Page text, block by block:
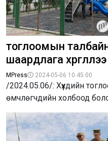
тоглоомын
шаардлага хүргүүллээ
MPress 2024-05-06 10:45:00
/2024.05.06/: Хүүхдийн
өмчлөгчдийн холбоод